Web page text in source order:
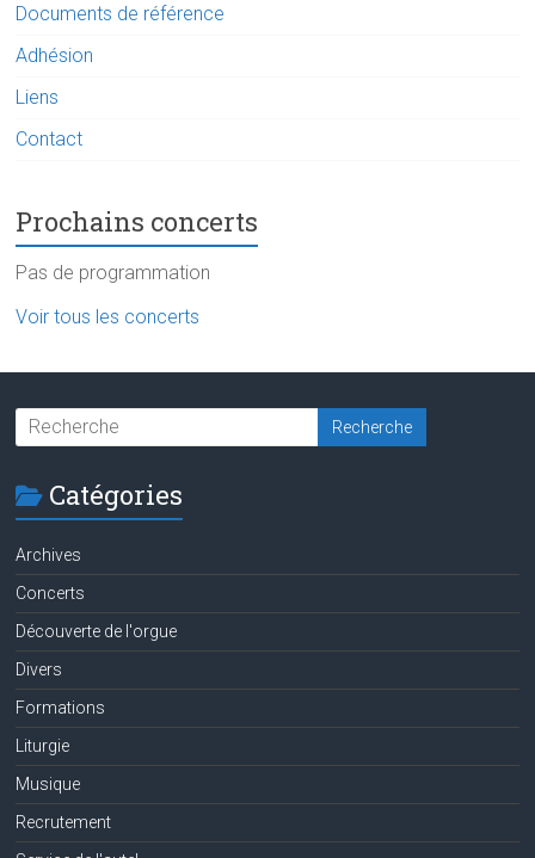
Documents de référence
Adhésion
Liens
Contact
Prochains concerts
Pas de programmation
Voir tous les concerts
Catégories
Archives
Concerts
Découverte de l'orgue
Divers
Formations
Liturgie
Musique
Recrutement